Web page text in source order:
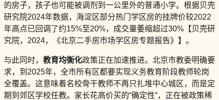
的房子，孩子也可能被调剂到一公里外的普通小学。根据贝壳
研究院2024年数据，海淀区部分热门学区房的挂牌价较2022
年高点已回调了约15%至20%，成交量萎缩超过30%【贝壳研
究院，2024，《北京二手房市场学区房专题报告》】。
与此同时， 教育均衡化政策正在加速推进。北京市教委明确要
求，到2025年，全市所有区都要实现义务教育阶段教师轮岗
全覆盖。这意味着名校骨干教师不再只扎堆中心城区，而是定
期到郊区学校任教。家长花高价买的“确定性”，正在被政策稀